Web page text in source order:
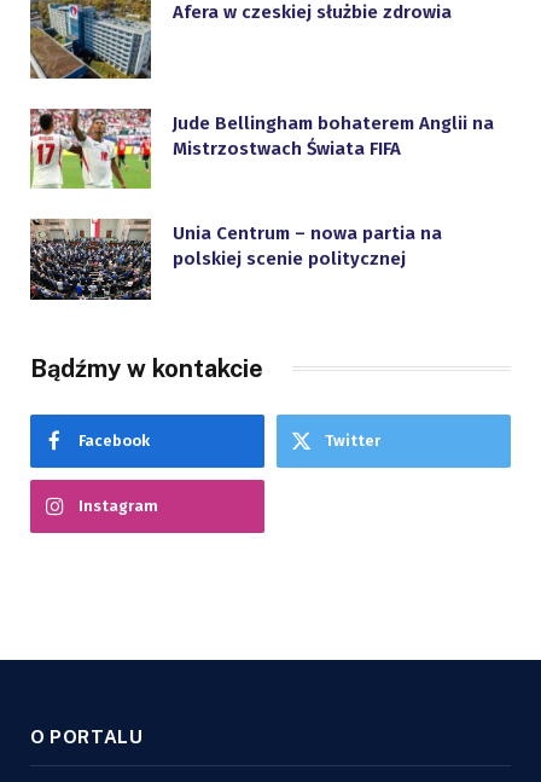
Afera w czeskiej służbie zdrowia
Jude Bellingham bohaterem Anglii na
Mistrzostwach Świata FIFA
Unia Centrum – nowa partia na
polskiej scenie politycznej
Bądźmy w kontakcie
Facebook Twitter
Instagram
O PORTALU